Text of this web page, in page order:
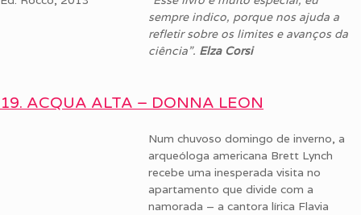
sempre indico, porque nos ajuda a
refletir sobre os limites e avanços da
ciência”. Elza Corsi
19. ACQUA ALTA – DONNA LEON
Num chuvoso domingo de inverno, a
arqueóloga americana Brett Lynch
recebe uma inesperada visita no
apartamento que divide com a
namorada – a cantora lírica Flavia